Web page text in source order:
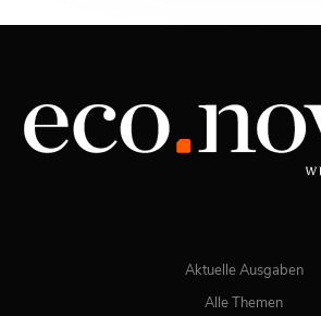
03/2026
JETZT BESTELLEN
Aktuelle Ausgaben
Alle Themen